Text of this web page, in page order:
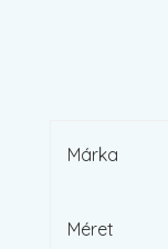
Márka
Méret